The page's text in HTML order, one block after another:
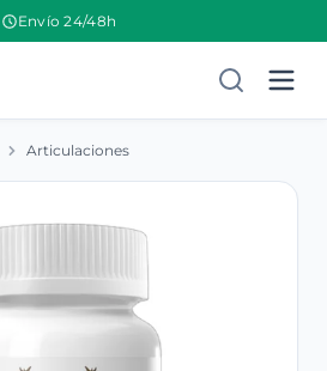
Envío 24/48h
Articulaciones